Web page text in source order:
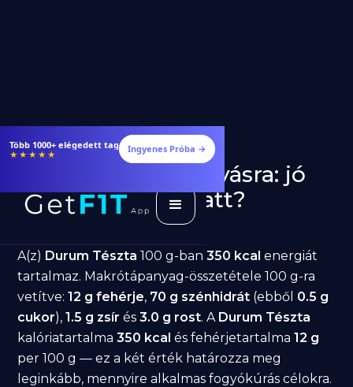
Több 1000+ elégedett tag
★★★★★ Ingyenes Próba →
Durum Tészta fogyásra: jó
választás diéta alatt?
A(z) Durum Tészta 100 g-ban350 kcal energiát
tartalmaz. Makrótápanyag-összetétele 100 g-ra
vetítve:12 g fehérje, 70 g szénhidrát (ebből 0.5 g
cukor),1.5 g zsír és3.0 g rost. A Durum Tészta
kalóriatartalma350 kcal és fehérjetartalma12 g
per 100 g — ez a két érték határozza meg
leginkább, mennyire alkalmas fogyókúrás célokra.